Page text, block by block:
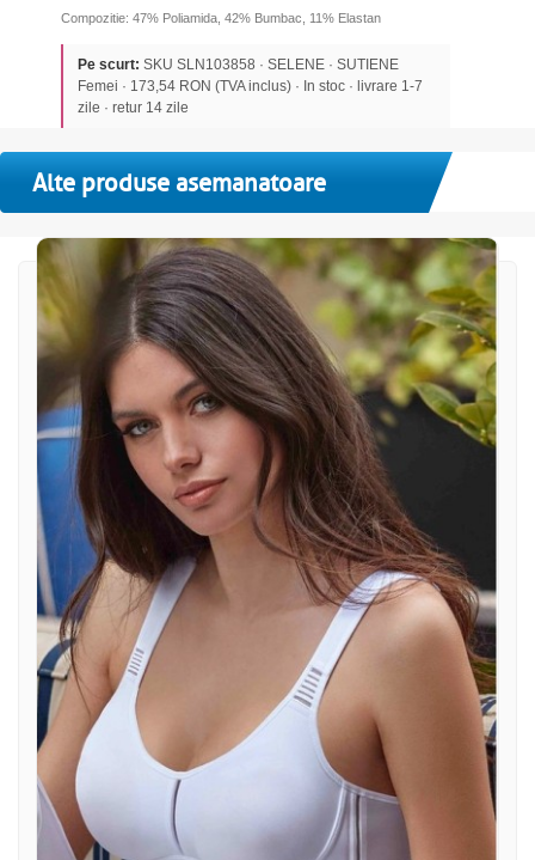
Compozitie: 47% Poliamida, 42% Bumbac, 11% Elastan
Pe scurt: SKU SLN103858 · SELENE · SUTIENE
Femei · 173,54 RON (TVA inclus) · In stoc · livrare 1-7
zile · retur 14 zile
Alte produse asemanatoare